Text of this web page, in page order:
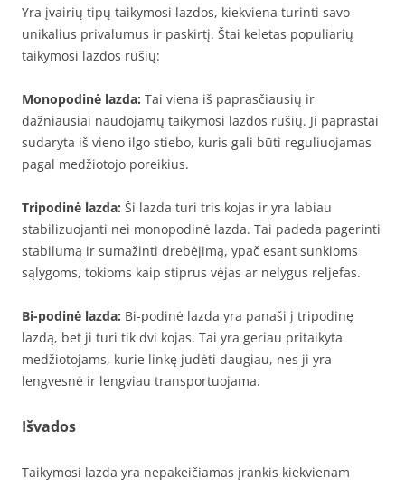
Yra įvairių tipų taikymosi lazdos, kiekviena turinti savo
unikalius privalumus ir paskirtį. Štai keletas populiarių
taikymosi lazdos rūšių:
Monopodinė lazda: Tai viena iš paprasčiausių ir
dažniausiai naudojamų taikymosi lazdos rūšių. Ji paprastai
sudaryta iš vieno ilgo stiebo, kuris gali būti reguliuojamas
pagal medžiotojo poreikius.
Tripodinė lazda: Ši lazda turi tris kojas ir yra labiau
stabilizuojanti nei monopodinė lazda. Tai padeda pagerinti
stabilumą ir sumažinti drebėjimą, ypač esant sunkioms
sąlygoms, tokioms kaip stiprus vėjas ar nelygus reljefas.
Bi-podinė lazda: Bi-podinė lazda yra panaši į tripodinę
lazdą, bet ji turi tik dvi kojas. Tai yra geriau pritaikyta
medžiotojams, kurie linkę judėti daugiau, nes ji yra
lengvesnė ir lengviau transportuojama.
Išvados
Taikymosi lazda yra nepakeičiamas įrankis kiekvienam